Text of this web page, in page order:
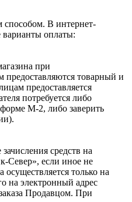
В интернет-
оплаты:
при
товарный и
предоставляется
потребуется либо
М-2, либо заверить
средств на
Север», если иное не
только на
на электронный адрес
Продавцом. При